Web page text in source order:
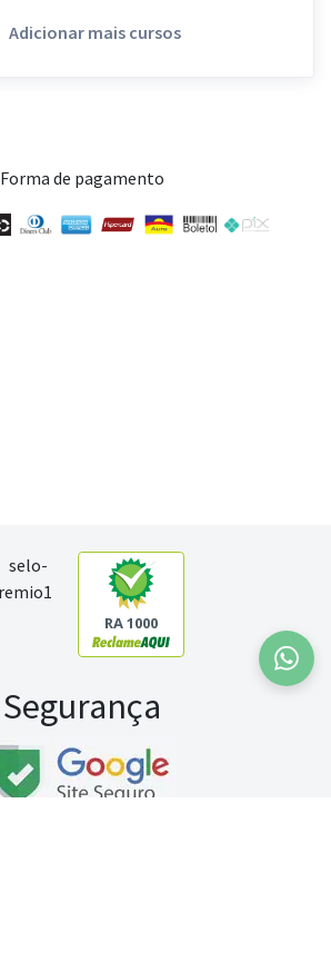
Adicionar mais cursos
Forma de pagamento
RA 1000
Segurança